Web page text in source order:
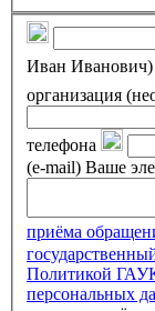
Иван Иванович)
организация
телефона
(e-mail) Ваше
приёма
Политикой
персональных